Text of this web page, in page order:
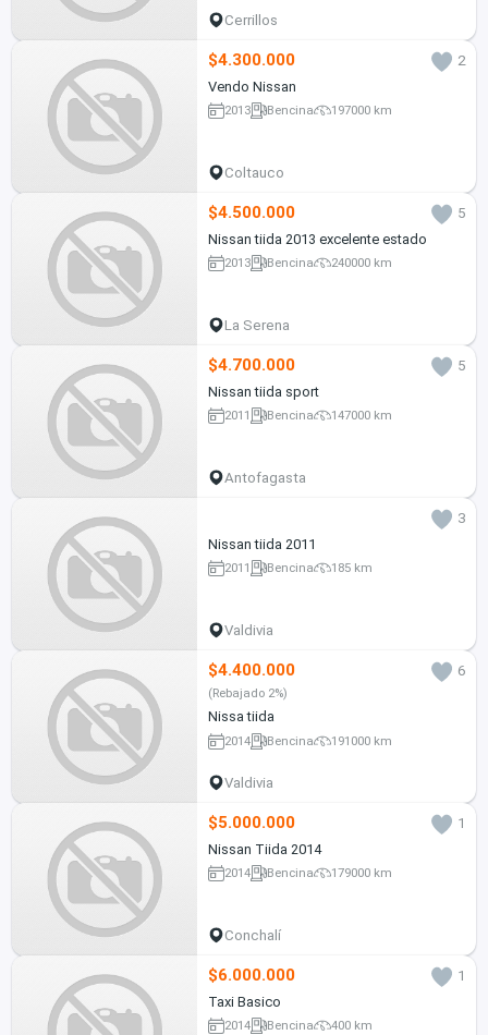
Cerrillos
$4.300.000
2
Vendo Nissan
2013 Bencina 197000 km
Coltauco
$4.500.000
5
Nissan tiida 2013 excelente estado
2013 Bencina 240000 km
La Serena
$4.700.000
5
Nissan tiida sport
2011 Bencina 147000 km
Antofagasta
3
Nissan tiida 2011
2011 Bencina 185 km
Valdivia
$4.400.000 6
(Rebajado 2%)
Nissa tiida
2014 Bencina 191000 km
Valdivia
$5.000.000
1
Nissan Tiida 2014
2014 Bencina 179000 km
Conchalí
$6.000.000
1
Taxi Basico
2014 Bencina 400 km